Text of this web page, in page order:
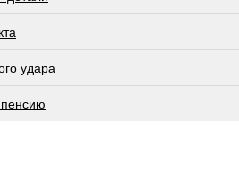
удара